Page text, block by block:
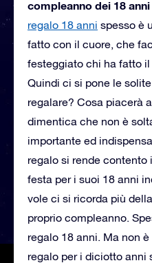
compleanno dei 18 anni
regalo 18 anni spesso è
fatto con il cuore, che
festeggiato chi ha fatto
Quindi ci si pone le
regalare? Cosa piacerà
dimentica che non è
importante ed
regalo si rende
festa per i suoi 18 anni
vole ci si ricorda più
proprio compleanno.
regalo 18 anni. Ma non
regalo per i diciotto anni